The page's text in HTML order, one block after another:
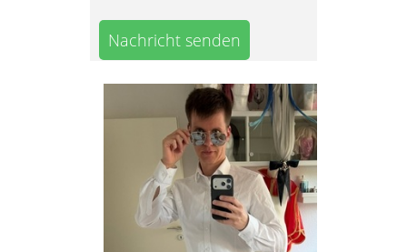
Nachricht senden